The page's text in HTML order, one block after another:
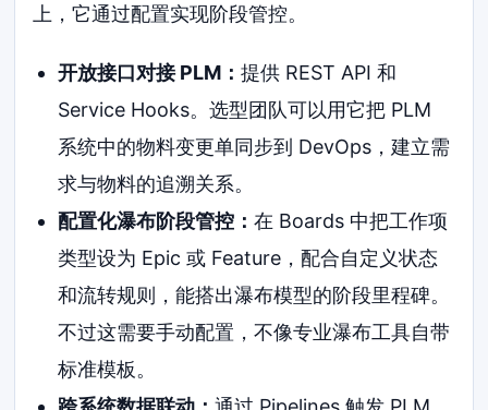
上，它通过配置实现阶段管控。
开放接口对接 PLM： 提供 REST API 和
Service Hooks。选型团队可以用它把 PLM
系统中的物料变更单同步到 DevOps，建立需
求与物料的追溯关系。
配置化瀑布阶段管控： 在 Boards 中把工作项
类型设为 Epic 或 Feature，配合自定义状态
和流转规则，能搭出瀑布模型的阶段里程碑。
不过这需要手动配置，不像专业瀑布工具自带
标准模板。